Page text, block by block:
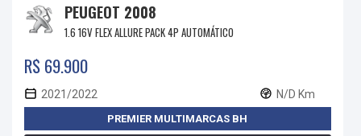
PEUGEOT 2008
1.6 16V FLEX ALLURE PACK 4P AUTOMÁTICO
R$ 69.900
2021/2022 N/D Km
PREMIER MULTIMARCAS BH